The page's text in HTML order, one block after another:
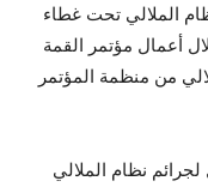
الملالي تحت غطاء
أعمال مؤتمر القمة
من منظمة المؤتمر
نظام الملالي